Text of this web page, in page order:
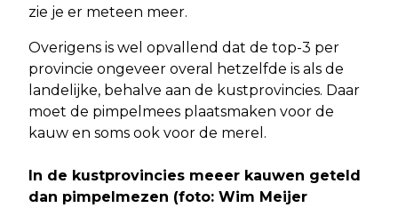
zie je er meteen meer.
Overigens is wel opvallend dat de top-3 per
provincie ongeveer overal hetzelfde is als de
landelijke, behalve aan de kustprovincies. Daar
moet de pimpelmees plaatsmaken voor de
kauw en soms ook voor de merel.
In de kustprovincies meeer kauwen geteld
dan pimpelmezen (foto: Wim Meijer